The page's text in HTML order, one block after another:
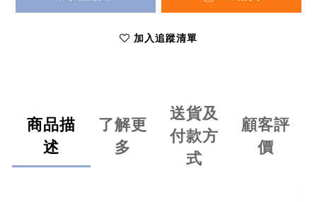
加入追蹤清單
商品描
述
了解更
多
送貨及
付款方
式
顧客評
價